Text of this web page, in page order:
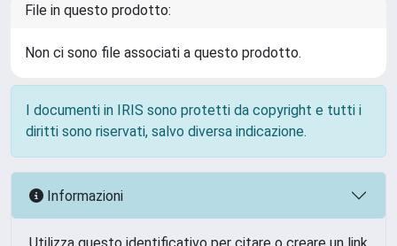
File in questo prodotto:
Non ci sono file associati a questo prodotto.
I documenti in IRIS sono protetti da copyright e tutti i
diritti sono riservati, salvo diversa indicazione.
Informazioni